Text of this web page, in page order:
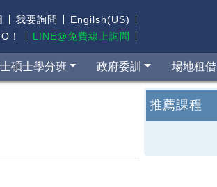
我要詢問
Engilsh(US)
！ LINE@免費線上詢問
碩士學分班 政府委訓 場地租借
推薦課程